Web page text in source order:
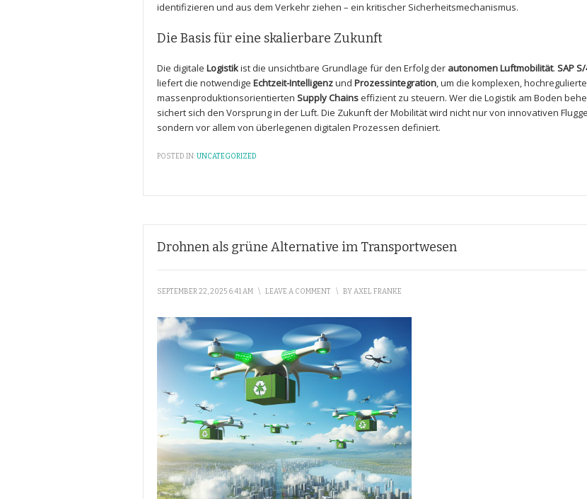
identifizieren und aus dem Verkehr ziehen – ein kritischer Sicherheitsmechanismus.
Die Basis für eine skalierbare Zukunft
Die digitale Logistikist die unsichtbare Grundlage für den Erfolg der autonomen Luftmobilität. SAP
liefert die notwendige Echtzeit-Intelligenzund Prozessintegration, um die komplexen,
massenproduktionsorientierten Supply Chainseffizient zu steuern. Wer die Logistik am Boden
sichert sich den Vorsprung in der Luft. Die Zukunft der Mobilität wird nicht nur von innovativen
sondern vor allem von überlegenen digitalen Prozessen definiert.
POSTED IN:UNCATEGORIZED
Drohnen als grüne Alternative im Transportwesen
SEPTEMBER 22, 2025 6:41 AM \ LEAVE A COMMENT \ BYAXEL FRANKE